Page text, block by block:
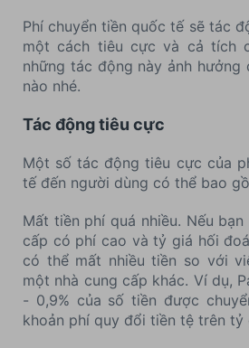
Phí chuyển tiền quốc tế sẽ tác
một cách tiêu cực và cả tích
những tác động này ảnh hưởng
nào nhé.
Tác động tiêu cực
Một số tác động tiêu cực của
tế đến người dùng có thể bao
Mất tiền phí quá nhiều. Nếu
cấp có phí cao và tỷ giá hối
có thể mất nhiều tiền so với
một nhà cung cấp khác. Ví dụ,
- 0,9% của số tiền được
khoản phí quy đổi tiền tệ trên tỷ